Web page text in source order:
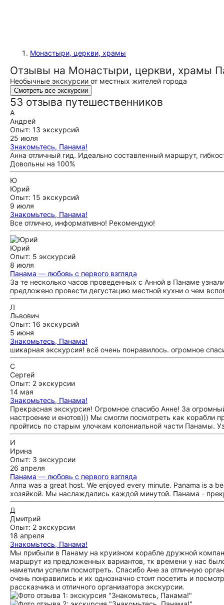
Монастыри, церкви, храмы
Отзывы на Монастыри, церкви, храмы
Необычные экскурсии от местных жителей города
Смотреть все экскурсии
53 отзыва путешественников
А
Андрей
Опыт: 13 экскурсий
25 июля
Знакомьтесь, Панама!
Анна отличный гид. Идеально составленный маршрут,
Довольны на 100%
Ю
Юрий
Опыт: 15 экскурсий
9 июля
Знакомьтесь, Панама!
Все отлично, информативно! Рекомендую!
Юрий
Опыт: 5 экскурсий
8 июля
Панама — любовь с первого взгляда
За те несколько часов проведенных с Анной в Панаме
предложено провести дегустацию местной кухни о чем
Л
Львович
Опыт: 16 экскурсий
5 июня
Знакомьтесь, Панама!
шикарная экскурсия! всё очень понравилось. огромное
С
Сергей
Опыт: 2 экскурсии
14 мая
Знакомьтесь, Панама!
Прекрасная экскурсия! Огромное спасибо Анне! За
настроение и енотов))) Мы смогли посмотреть как корабли
пройтись по старым улочкам колониальной части Панамы.
И
Ирина
Опыт: 3 экскурсии
26 апреля
Панама — любовь с первого взгляда
Anna was a great host. We enjoyed every minute. Panama is a
хозяйкой. Мы наслаждались каждой минутой. Панама -
Д
Дмитрий
Опыт: 2 экскурсии
18 апреля
Знакомьтесь, Панама!
Мы прибыли в Панаму на круизном корабле дружной
маршрут из предложенных вариантов, тк времени у нас
наметили успели посмотреть. Спасибо Ане за отличную
очень понравились и их однозначно стоит посетить и
рассказчика и отличного организатора экскурсии.